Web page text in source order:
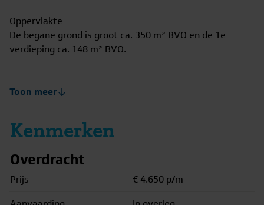
Oppervlakte
De begane grond is groot ca. 350 m² BVO en de 1e
verdieping ca. 148 m² BVO.
De Trompet ligt zeer centraal. De bereikbaarheid is
N246/A-8 via de Communicatieweg.
Entree, meterkast, bedrijfsruimte met dubbele
elektrische overheaddeur, toilet/urinoir en wastafel.
Toon meer
Kenmerken
Overdracht
Prijs € 4.650 p/m